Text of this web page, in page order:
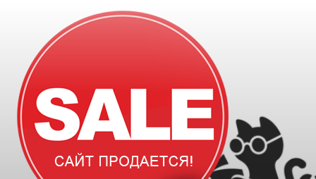
содержимому